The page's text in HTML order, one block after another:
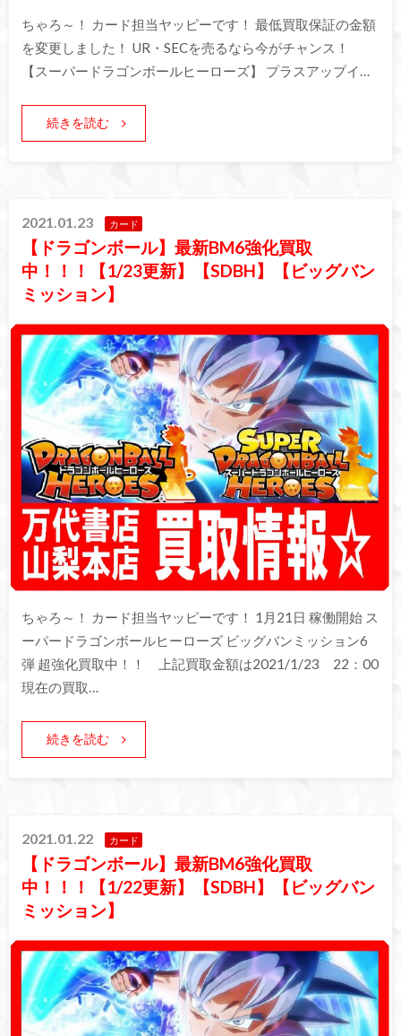
ちゃろ～！ カード担当ヤッピーです！ 最低買取保証の金額
を変更しました！ UR・SECを売るなら今がチャンス！
【スーパードラゴンボールヒーローズ】 プラスアップイ…
続きを読む
2021.01.23 カード
【ドラゴンボール】最新BM6強化買取
中！！！【1/23更新】【SDBH】【ビッグバン
ミッション】
ちゃろ～！ カード担当ヤッピーです！ 1月21日 稼働開始 ス
ーパードラゴンボールヒーローズ ビッグバンミッション6
弾 超強化買取中！！ 上記買取金額は2021/1/23 22：00
現在の買取…
続きを読む
2021.01.22 カード
【ドラゴンボール】最新BM6強化買取
中！！！【1/22更新】【SDBH】【ビッグバン
ミッション】